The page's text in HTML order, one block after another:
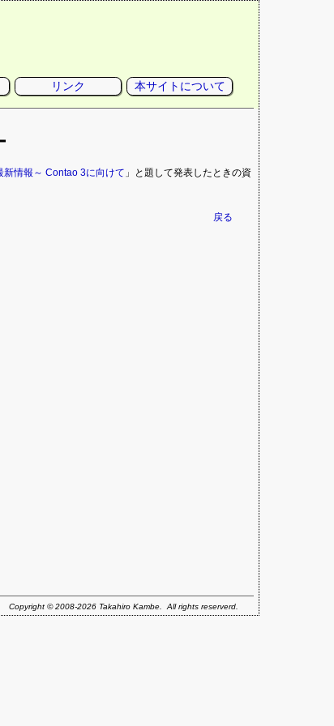
リンク 本サイトについて
情報～ Contao 3に向けて 」と題して発表したときの資
戻る
Copyright © 2008-2026 Takahiro Kambe. All rights reserverd.